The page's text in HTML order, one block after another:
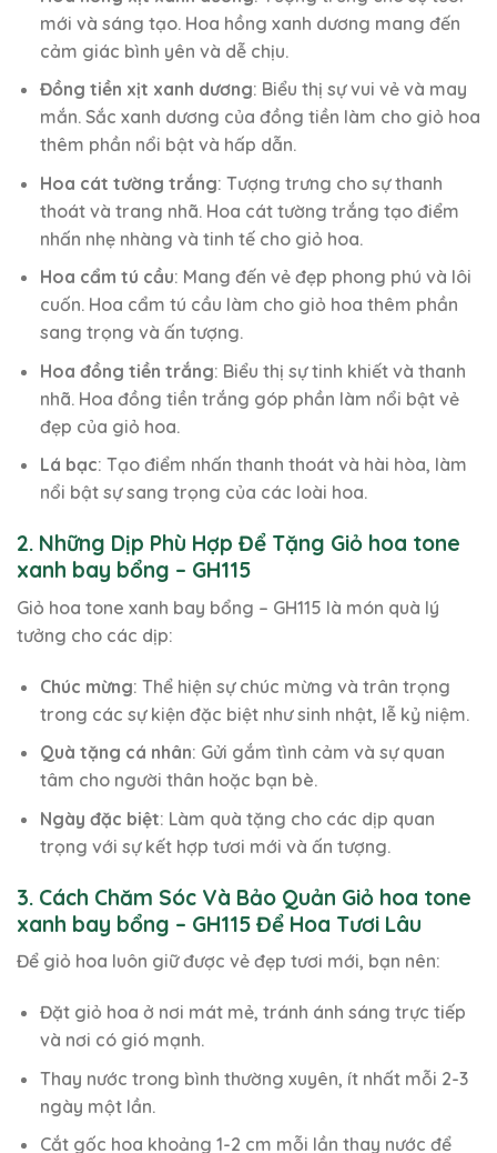
mới và sáng tạo. Hoa hồng xanh dương mang đến
cảm giác bình yên và dễ chịu.
Đồng tiền xịt xanh dương: Biểu thị sự vui vẻ và may
mắn. Sắc xanh dương của đồng tiền làm cho giỏ hoa
thêm phần nổi bật và hấp dẫn.
Hoa cát tường trắng: Tượng trưng cho sự thanh
thoát và trang nhã. Hoa cát tường trắng tạo điểm
nhấn nhẹ nhàng và tinh tế cho giỏ hoa.
Hoa cẩm tú cầu: Mang đến vẻ đẹp phong phú và lôi
cuốn. Hoa cẩm tú cầu làm cho giỏ hoa thêm phần
sang trọng và ấn tượng.
Hoa đồng tiền trắng: Biểu thị sự tinh khiết và thanh
nhã. Hoa đồng tiền trắng góp phần làm nổi bật vẻ
đẹp của giỏ hoa.
Lá bạc: Tạo điểm nhấn thanh thoát và hài hòa, làm
nổi bật sự sang trọng của các loài hoa.
2. Những Dịp Phù Hợp Để Tặng Giỏ hoa tone
xanh bay bổng – GH115
Giỏ hoa tone xanh bay bổng – GH115 là món quà lý
tưởng cho các dịp:
Chúc mừng: Thể hiện sự chúc mừng và trân trọng
trong các sự kiện đặc biệt như sinh nhật, lễ kỷ niệm.
Quà tặng cá nhân: Gửi gắm tình cảm và sự quan
tâm cho người thân hoặc bạn bè.
Ngày đặc biệt: Làm quà tặng cho các dịp quan
trọng với sự kết hợp tươi mới và ấn tượng.
3. Cách Chăm Sóc Và Bảo Quản Giỏ hoa tone
xanh bay bổng – GH115 Để Hoa Tươi Lâu
Để giỏ hoa luôn giữ được vẻ đẹp tươi mới, bạn nên:
Đặt giỏ hoa ở nơi mát mẻ, tránh ánh sáng trực tiếp
và nơi có gió mạnh.
Thay nước trong bình thường xuyên, ít nhất mỗi 2-3
ngày một lần.
Cắt gốc hoa khoảng 1-2 cm mỗi lần thay nước để